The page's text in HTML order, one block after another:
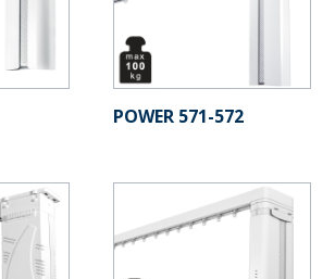
POWER 571-572